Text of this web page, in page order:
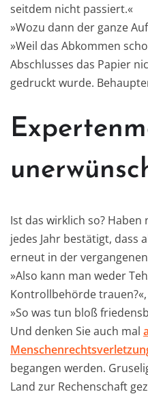
seitdem nicht passiert.«
»Wozu dann der ganze
»Weil das Abkommen
Abschlusses das Papier
gedruckt wurde.
Ist das wirklich so?
jedes Jahr bestätigt, dass
erneut in der
»Also kann man weder
Kontrollbehörde
»So was tun bloß
Und denken Sie auch mal
begangen werden.
Land zur Rechenschaft